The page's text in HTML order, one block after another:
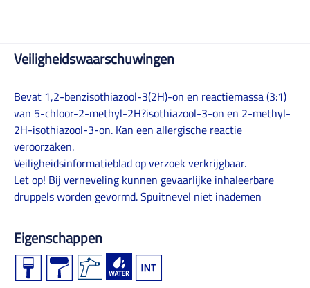
Veiligheidswaarschuwingen
Bevat 1,2-benzisothiazool-3(2H)-on en reactiemassa (3:1)
van 5-chloor-2-methyl-2H?isothiazool-3-on en 2-methyl-
2H-isothiazool-3-on. Kan een allergische reactie
veroorzaken.
Veiligheidsinformatieblad op verzoek verkrijgbaar.
Let op! Bij verneveling kunnen gevaarlijke inhaleerbare
druppels worden gevormd. Spuitnevel niet inademen
Eigenschappen